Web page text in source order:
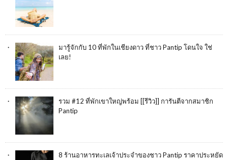
มารู้จักกับ 10 ที่พักในเชียงดาว ที่ชาว Pantip โดนใจ ใช่
เลย!
รวม #12 ที่พักเขาใหญ่พร้อม [[รีวิว]] การันตีจากสมาชิก
Pantip
8 ร้านอาหารทะเลเจ้าประจำของชาว Pantip ราคาประหยัด